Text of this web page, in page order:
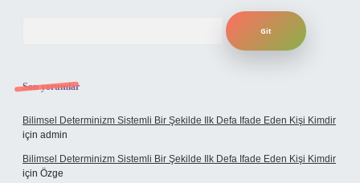
Son yorumlar
Bilimsel Determinizm Sistemli Bir Şekilde Ilk Defa Ifade Eden Kişi Kimdir
için admin
Bilimsel Determinizm Sistemli Bir Şekilde Ilk Defa Ifade Eden Kişi Kimdir
için Özge